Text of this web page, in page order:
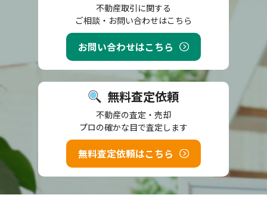
不動産取引に関する
ご相談・お問い合わせはこちら
お問い合わせはこちら
無料査定依頼
不動産の査定・売却
プロの確かな目で査定します
無料査定依頼はこちら